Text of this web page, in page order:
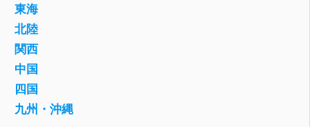
東海
北陸
関西
中国
四国
九州・沖縄